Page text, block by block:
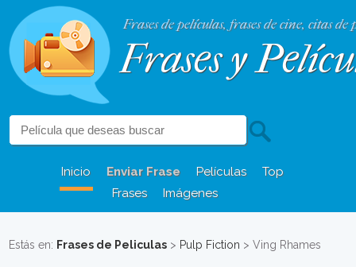
Frases de películas, frases de cine, citas de
Frases y
Inicio Enviar Frase Películas
Top
Frases
Imágenes
Estás en: Frases de Peliculas > Pulp Fiction > Ving Rhames